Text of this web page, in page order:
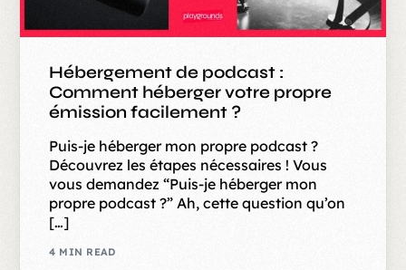
Hébergement de podcast :
Comment héberger votre propre
émission facilement ?
Puis-je héberger mon propre podcast ?
Découvrez les étapes nécessaires ! Vous
vous demandez “Puis-je héberger mon
propre podcast ?” Ah, cette question qu’on
[…]
4 MIN READ